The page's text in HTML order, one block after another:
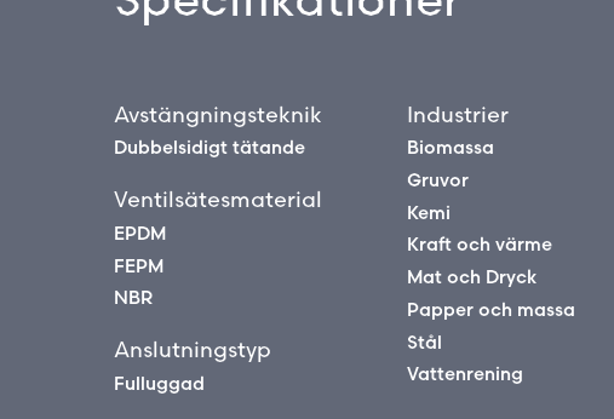
Avstängningsteknik
Dubbelsidigt tätande
Ventilsätesmaterial
EPDM
FEPM
NBR
Anslutningstyp
Fulluggad
Industrier
Biomassa
Gruvor
Kemi
Kraft och värme
Mat och Dryck
Papper och massa
Stål
Vattenrening